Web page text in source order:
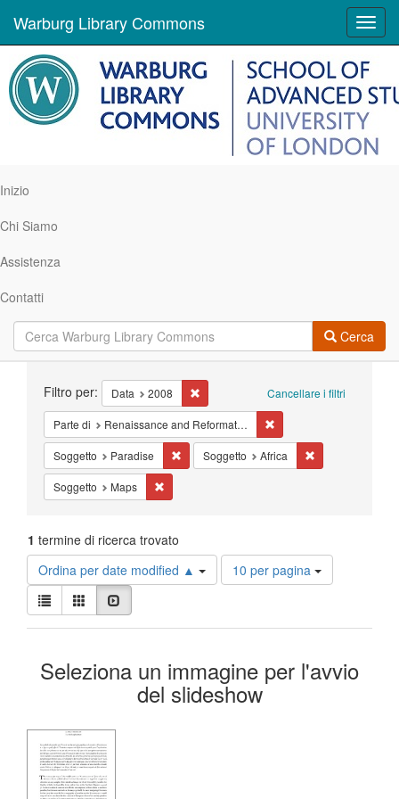
Warburg Library Commons
Inizio
Chi Siamo
Assistenza
Contatti
Cerca
Ricerca Cancellare i filtri
Filtro per: Data 2008 Cancella il filtro Data: 2008
Parte di Renaissance and Reformation = Renaissance et Réforme
Soggetto Paradise Cancella il filtro Soggetto: Paradise
Soggetto Africa
Soggetto Maps
1 termine di ricerca trovato
Ordina per date modified ▲
Risultati
per
10 per pagina
Visualizza
i
risultati
Lista Galleria
Risultati
della
Seleziona un immagine per l'avvio
del slideshow